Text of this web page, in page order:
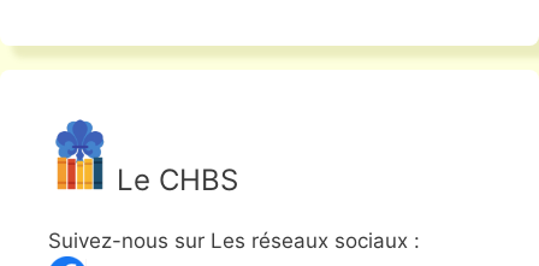
Le CHBS
Suivez-nous sur Les réseaux sociaux :